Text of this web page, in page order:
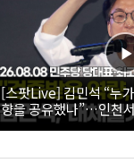
[스팟Live] 김민석 “누
향을 공유했나”…인천
26.08.08 더불어민주당